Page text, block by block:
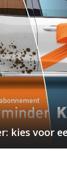
kies voor